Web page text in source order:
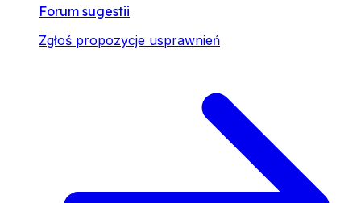
Forum sugestii
Zgłoś propozycje usprawnień